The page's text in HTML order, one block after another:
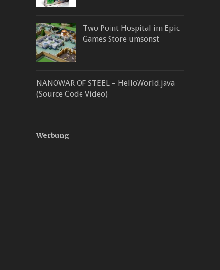
Two Point Hospital im Epic
Games Store umsonst
NANOWAR OF STEEL – HelloWorld.java
(Source Code Video)
Werbung